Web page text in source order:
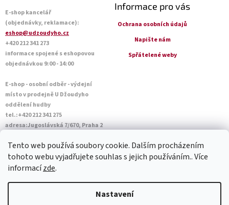
Tento web používá soubory cookie. Dalším procházením
tohoto webu vyjadřujete souhlas s jejich používáním.. Více
informacízde.
Nastavení
E-shop kancelář
(objednávky, reklamace):
eshop@udzoudyho.cz
+420 212 341 273
informace spojené s eshopovou
objednávkou 9:00 - 14:00
E-shop - osobní odběr - výdejní
místo v prodejně U Džoudyho
oddělení hudby
tel.:+420 212 341 275
adresa:Jugoslávská 7/670, Praha 2
Sobota: 10:00 - 14:45
Informace pro vás
Ochrana osobních údajů
Napište nám
Spřátelené weby